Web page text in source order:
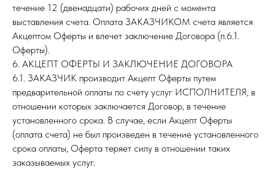
течение 12 (двенадцати) рабочих дней с момента
выставления счета. Оплата ЗАКАЗЧИКОМ счета является
Акцептом Оферты и влечет заключение Договора (п.6.1.
Оферты).
6. АКЦЕПТ ОФЕРТЫ И ЗАКЛЮЧЕНИЕ ДОГОВОРА
6.1. ЗАКАЗЧИК производит Акцепт Оферты путем
предварительной оплаты по счету услуг ИСПОЛНИТЕЛЯ, в
отношении которых заключается Договор, в течение
установленного срока. В случае, если Акцепт Оферты
(оплата счета) не был произведен в течение установленного
срока оплаты, Оферта теряет силу в отношении таких
заказываемых услуг.